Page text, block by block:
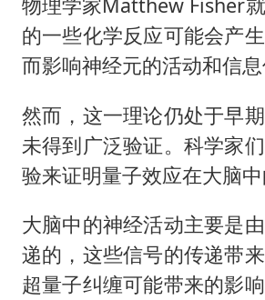
的一些化学反应可能会产
而影响神经元的活动和信息
然而，这一理论仍处于早
未得到广泛验证。科学家
验来证明量子效应在大脑中
大脑中的神经活动主要是
递的，这些信号的传递带
超量子纠缠可能带来的影